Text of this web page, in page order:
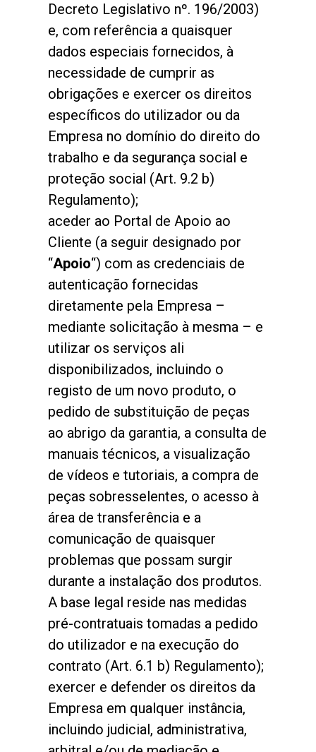
Decreto Legislativo nº. 196/2003)
e, com referência a quaisquer
dados especiais fornecidos, à
necessidade de cumprir as
obrigações e exercer os direitos
específicos do utilizador ou da
Empresa no domínio do direito do
trabalho e da segurança social e
proteção social (Art. 9.2 b)
Regulamento);
aceder ao Portal de Apoio ao
Cliente (a seguir designado por
“Apoio“) com as credenciais de
autenticação fornecidas
diretamente pela Empresa –
mediante solicitação à mesma – e
utilizar os serviços ali
disponibilizados, incluindo o
registo de um novo produto, o
pedido de substituição de peças
ao abrigo da garantia, a consulta de
manuais técnicos, a visualização
de vídeos e tutoriais, a compra de
peças sobresselentes, o acesso à
área de transferência e a
comunicação de quaisquer
problemas que possam surgir
durante a instalação dos produtos.
A base legal reside nas medidas
pré-contratuais tomadas a pedido
do utilizador e na execução do
contrato (Art. 6.1 b) Regulamento);
exercer e defender os direitos da
Empresa em qualquer instância,
incluindo judicial, administrativa,